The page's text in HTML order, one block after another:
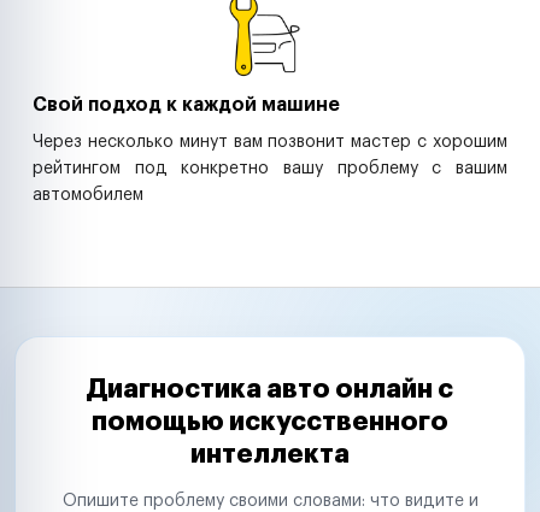
Свой подход к каждой машине
Через несколько минут вам позвонит мастер с хорошим
рейтингом под конкретно вашу проблему с вашим
автомобилем
Диагностика авто онлайн с
помощью искусственного
интеллекта
Опишите проблему своими словами: что видите и